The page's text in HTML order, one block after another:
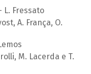
Fressato
A. França, O.
M. Lacerda e T.